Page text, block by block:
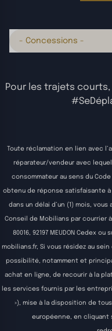
- Concessions -
Pour les trajets
Toute réclamation en lien avec
réparateur/vendeur avec lequel
consommateur au sens du
obtenu de réponse satisfaisante
dans un délai d’un (1) mois,
Conseil de Mobilians par courrier
80016, 92197 MEUDON Cedex
mobilians.fr, Si vous résidez au
possibilité, notamment et
achat en ligne, de recourir à la
les services fournis par les
»), mise à la disposition de
européenne, en cliquant